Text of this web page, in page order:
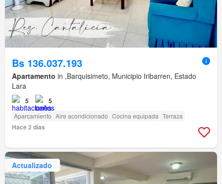
Bs 136.037.193
Apartamento in ,Barquisimeto, Municipio Iribarren, Estado
Lara
5 5
Aparcamiento Aire acondicionado Cocina equipada Terraza
Hace 2 días
Actualizado